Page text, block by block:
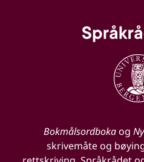
Bokmålsordbokaog
skrivemåte og